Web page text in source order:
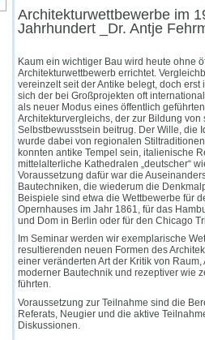
Architektur­wettbewerbe im
Jahrhundert _Dr. Antje
Kaum ein wichtiger Bau wird heute ohne
Architekturwettbewerb errichtet.
vereinzelt seit der Antike belegt, doch
sich der bei Großprojekten oft
als neuer Modus eines öffentlich
Architekturvergleichs, der zur Bildung
Selbstbewusstsein beitrug. Der Wille, die
wurde dabei von regionalen
konnten antike Tempel sein, italienische
mittelalterliche Kathedralen „deutscher“
Voraussetzung dafür war die
Bautechniken, die wiederum die
Beispiele sind etwa die Wettbewerbe für
Opernhauses im Jahr 1861, für das
und Dom in Berlin oder für den Chicago
Im Seminar werden wir exemplarische
resultierenden neuen Formen des
einer veränderten Art der Kritik von
moderner Bautechnik und rezeptiver wie
führten.
Voraussetzung zur Teilnahme sind die
Referats, Neugier und die aktive
Diskussionen.